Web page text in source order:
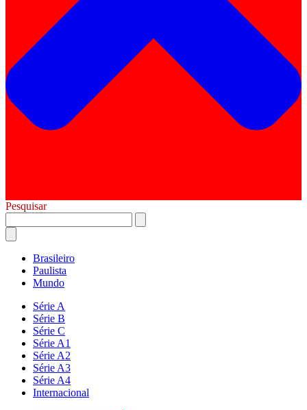
Pesquisar
Brasileiro
Paulista
Mundo
Série A
Série B
Série C
Série A1
Série A2
Série A3
Série A4
Internacional